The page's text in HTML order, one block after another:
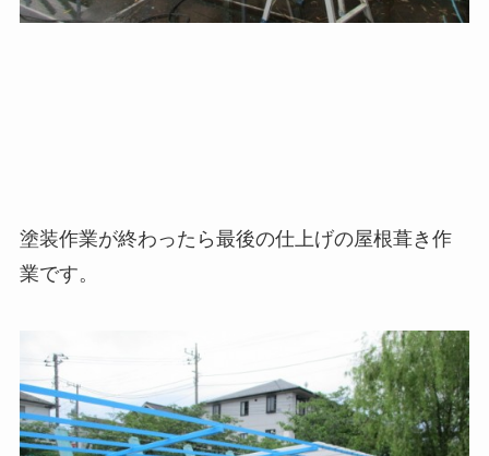
塗装作業が終わったら最後の仕上げの屋根葺き作
業です。